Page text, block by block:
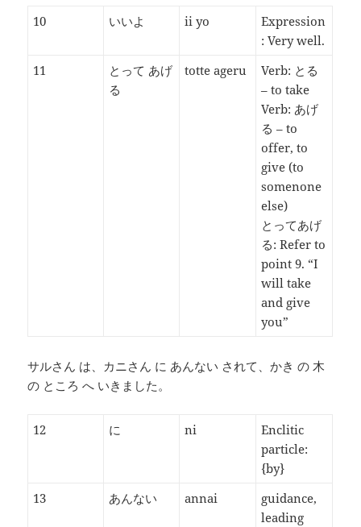
10 いいよ ii yo
Expression
: Very well.
11
とって あげ
る
totte ageru
Verb: とる
– to take
Verb: あげ
る – to
offer, to
give (to
somenone
else)
とってあげ
る: Refer to
point 9. “I
will take
and give
you”
サルさん は、カニさん に あんない されて、かき の 木
の ところ へ いきました。
12 に ni
Enclitic
particle:
{by}
13
あんない annai
guidance,
leading